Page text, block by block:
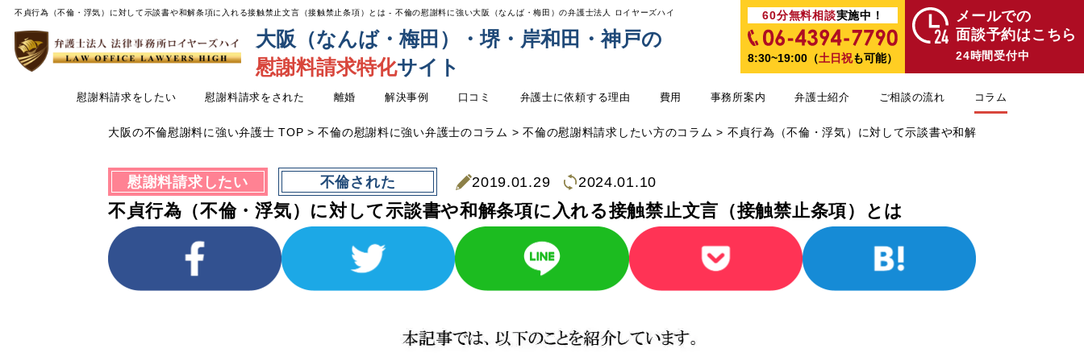
不貞行為（不倫・浮気）に対して示談書や和解条項に入れる接触禁止文言（接触禁止条項）とは - 不倫の慰謝料に強い大阪（なんば・梅田）の弁護士法人 ロイヤーズハイ
大阪（なんば・梅田）・堺・岸和田・神戸の
慰謝料請求特化サイト
60分無料相談実施中！
8:30~19:00（土日祝も可能）
メールでの
面談予約はこちら
24時間受付中
慰謝料請求をしたい 慰謝料請求をされた 離婚 解決事例 口コミ 弁護士に依頼する理由 費用 事務所案内 弁護士紹介 ご相談の流れ コラム
大阪の不倫慰謝料に強い弁護士 TOP >不倫の慰謝料に強い弁護士のコラム >不倫の慰謝料請求したい方のコラム > 不貞行為（不倫・浮気）に対して示談書や和解条項に入れる接触
慰謝料請求したい 不倫された 2019.01.29 2024.01.10
不貞行為（不倫・浮気）に対して示談書や和解条項に入れる接触禁止文言（接触禁止条項）とは